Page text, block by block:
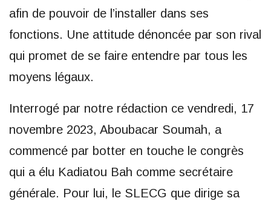
afin de pouvoir de l’installer dans ses
fonctions. Une attitude dénoncée par son rival
qui promet de se faire entendre par tous les
moyens légaux.
Interrogé par notre rédaction ce vendredi, 17
novembre 2023, Aboubacar Soumah, a
commencé par botter en touche le congrès
qui a élu Kadiatou Bah comme secrétaire
générale. Pour lui, le SLECG que dirige sa